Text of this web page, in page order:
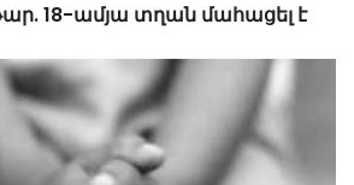
18-ամյա տղան մահացել է